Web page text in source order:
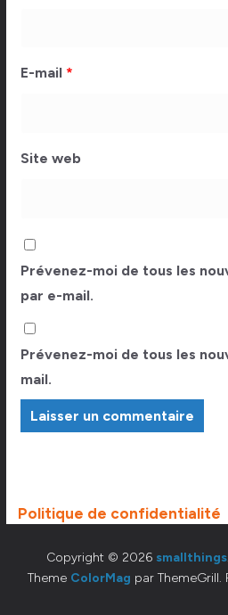
E-mail *
Site web
Prévenez-moi de tous les
par e-mail.
Prévenez-moi de tous les
mail.
Politique de confidentialité
Copyright © 2026 smallthings
Theme ColorMag par ThemeGrill.